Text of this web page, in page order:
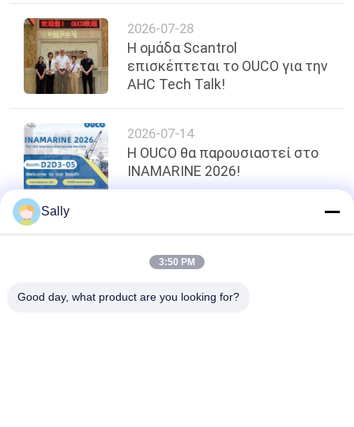
2026-07-28
Η ομάδα Scantrol
επισκέπτεται το OUCO για την
AHC Tech Talk!
2026-07-14
Η OUCO θα παρουσιαστεί στο
INAMARINE 2026!
κορυφή
Sally
3:50 PM
Good day, what product are you looking for?